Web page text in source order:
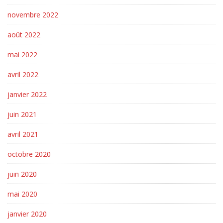
novembre 2022
août 2022
mai 2022
avril 2022
janvier 2022
juin 2021
avril 2021
octobre 2020
juin 2020
mai 2020
janvier 2020